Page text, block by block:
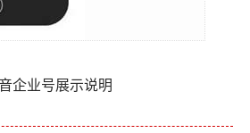
企业号展示说明